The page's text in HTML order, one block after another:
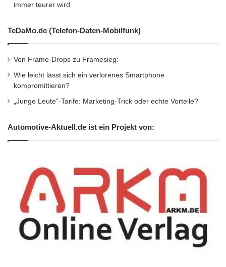
immer teurer wird
TeDaMo.de (Telefon-Daten-Mobilfunk)
Von Frame-Drops zu Framesieg:
Wie leicht lässt sich ein verlorenes Smartphone
kompromittieren?
„Junge Leute“-Tarife: Marketing-Trick oder echte Vorteile?
Automotive-Aktuell.de ist ein Projekt von: